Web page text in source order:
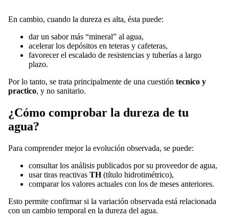
En cambio, cuando la dureza es alta, ésta puede:
dar un sabor más “mineral” al agua,
acelerar los depósitos en teteras y cafeteras,
favorecer el escalado de resistencias y tuberías a largo
plazo.
Por lo tanto, se trata principalmente de una cuestión tecnico y
practico, y no sanitario.
¿Cómo comprobar la dureza de tu
agua?
Para comprender mejor la evolución observada, se puede:
consultar los análisis publicados por su proveedor de agua,
usar tiras reactivas TH(título hidrotimétrico),
comparar los valores actuales con los de meses anteriores.
Esto permite confirmar si la variación observada está relacionada
con un cambio temporal en la dureza del agua.